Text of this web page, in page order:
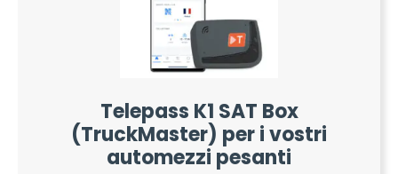
Telepass K1 SAT Box
(TruckMaster) per i vostri
automezzi pesanti